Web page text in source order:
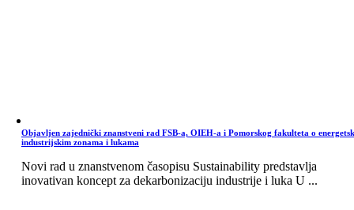
Objavljen zajednički znanstveni rad FSB-a, OIEH-a i Pomorskog fakulteta o
industrijskim zonama i lukama
Novi rad u znanstvenom časopisu Sustainability predstavlja
inovativan koncept za dekarbonizaciju industrije i luka U ...